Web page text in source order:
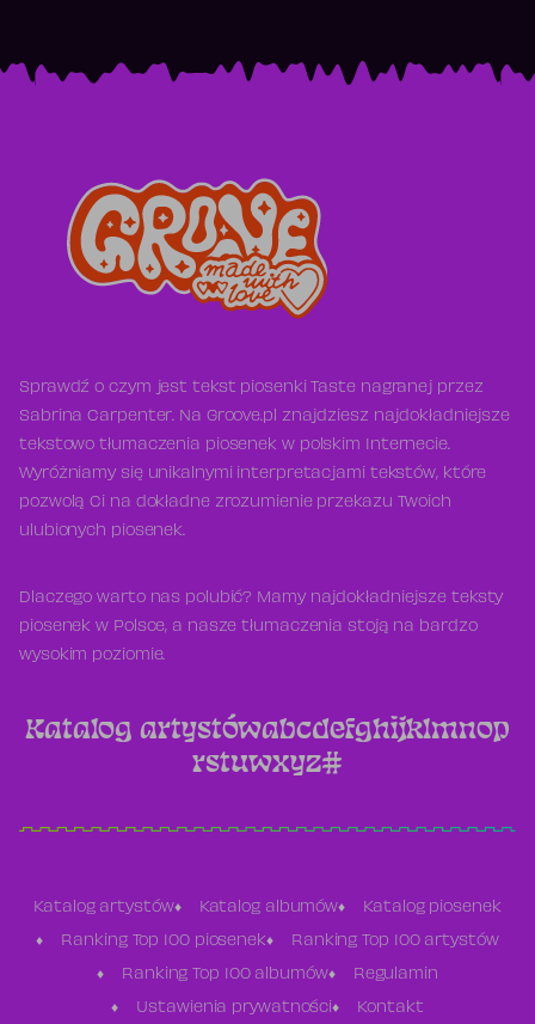
Sprawdź o czym jest tekst piosenki Taste nagranej przez
Sabrina Carpenter. Na Groove.pl znajdziesz najdokładniejsze
tekstowo tłumaczenia piosenek w polskim Internecie.
Wyróżniamy się unikalnymi interpretacjami tekstów, które
pozwolą Ci na dokładne zrozumienie przekazu Twoich
ulubionych piosenek.
Dlaczego warto nas polubić? Mamy najdokładniejsze teksty
piosenek w Polsce, a nasze tłumaczenia stoją na bardzo
wysokim poziomie.
Katalog artystówabcdefghijklmnop
rstuwxyz#
Katalog artystów Katalog albumów Katalog piosenek
Ranking Top 100 piosenek Ranking Top 100 artystów
Ranking Top 100 albumów Regulamin
Ustawienia prywatności Kontakt